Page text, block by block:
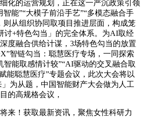
化的运营规划，正在这一严沉政策引领
能”“大模子前沿手艺”“多模态融合手
则从组织协同取项目推进层面，构成笼
讨+特色勾当」的完全体系。为AI取经
度融合供给计谋，3场特色勾当的放置
智链勾当：聪慧医疗专场，一同探索
智能取感情计较”“AI驱动的交叉融合取
能聪慧医疗”专题会议，此次大会将以
」为从题，中国智能财产大会做为人工
的高规格会议，
！获取最新资讯，聚焦女性科研力